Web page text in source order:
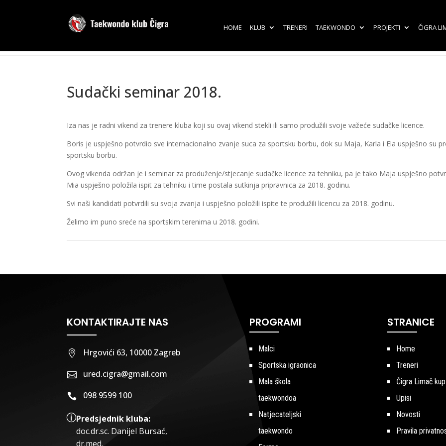
HOME KLUB TRENERI TAEKWONDO PROJEKTI ČIGRA
Sudački seminar 2018.
Iza nas je radni vikend za trenere kluba koji su ovaj vikend stekli ili samo produžili svoje važeće sudačke licence.
Boris je uspješno potvrdio sve internacionalno zvanje suca za sportsku borbu, dok su Maja, Karla i Ela uspješno su
sportsku borbu.
Ovog vikenda održan je i seminar za produženje/stjecanje sudačke licence za tehniku, pa je tako Maja uspješno
Mia uspješno položila ispit za tehniku i time postala sutkinja pripravnica za 2018. godinu.
Svi naši kandidati potvrdili su svoja zvanja i uspješno položili ispite te produžili licencu za 2018. godinu.
Želimo im puno sreće na sportskim terenima u 2018. godini.
KONTAKTIRAJTE NAS
 Hrgovići 63, 10000 Zagreb
 ured.cigra@gmail.com
 098 9599 100
pPredsjednik kluba:
doc.dr.sc. Danijel Bursać,
dr.med.
PROGRAMI
Malci
Sportska igraonica
Mala škola
taekwondoa
Natjecateljski
taekwondo
STRANICE
Home
Treneri
Čigra Limač kup
Upisi
Novosti
Pravila